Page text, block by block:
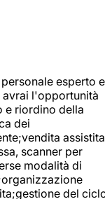
esperto e
avrai l'opportunità
e riordino della
dei
assistita
scanner per
modalità di
del